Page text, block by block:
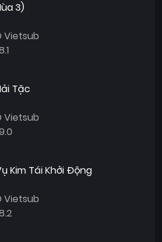
3)
Vietsub
Tặc
Vietsub
Kim Tái Khởi Động
Vietsub